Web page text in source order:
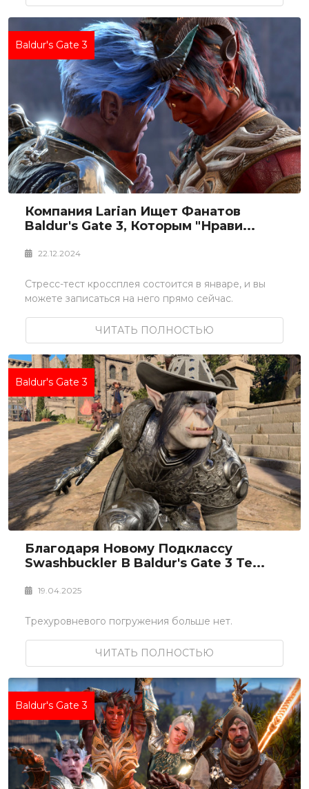
Baldur's Gate 3
Компания Larian Ищет Фанатов
Baldur's Gate 3, Которым "нрави...
22.12.2024
Стресс-тест кроссплея состоится в январе, и вы
можете записаться на него прямо сейчас.
ЧИТАТЬ ПОЛНОСТЬЮ
Baldur's Gate 3
Благодаря Новому Подклассу
Swashbuckler В Baldur's Gate 3 Те...
19.04.2025
Трехуровневого погружения больше нет.
ЧИТАТЬ ПОЛНОСТЬЮ
Baldur's Gate 3